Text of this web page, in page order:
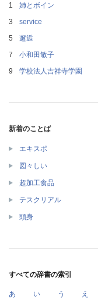
姉とボイン
service
邂逅
小和田敏子
学校法人吉祥寺学園
新着のことば
エキスポ
図々しい
超加工食品
テスクリアル
頭身
すべての辞書の索引
あ い う え